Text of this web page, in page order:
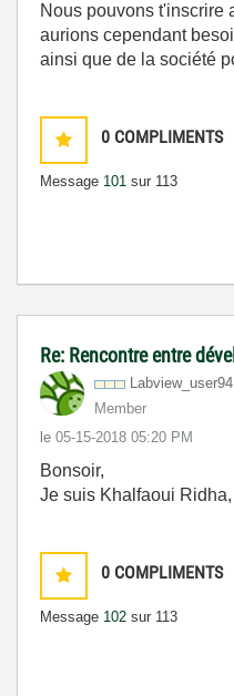
Nous pouvons t'inscrire
aurions cependant
ainsi que de la société
0 COMPLIMENTS
Message 101 sur 113
Re: Rencontre entre
Labview_user94
Member
le ‎05-15-2018 05:20 PM
Bonsoir,
Je suis Khalfaoui
0 COMPLIMENTS
Message 102 sur 113